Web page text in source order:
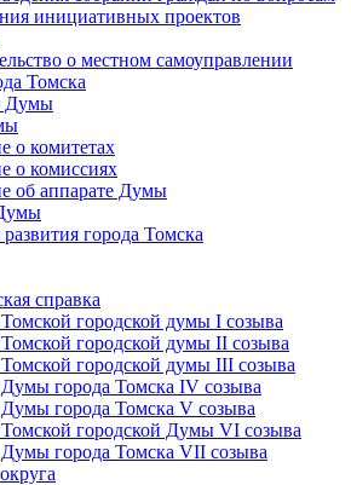
инициативных проектов
о местном самоуправлении
Томска
Думы
о комитетах
о комиссиях
об аппарате Думы
города Томска
справка
городской думы I созыва
городской думы II созыва
городской думы III созыва
города Томска IV созыва
города Томска V созыва
городской Думы VI созыва
города Томска VII созыва